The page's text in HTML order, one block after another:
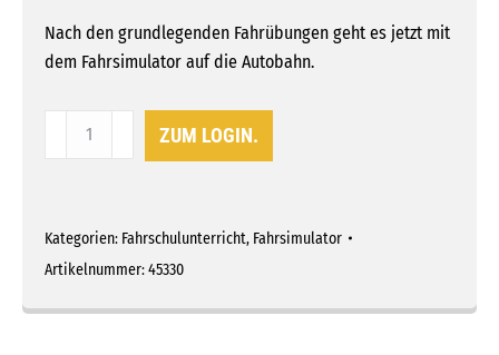
Nach den grundlegenden Fahrübungen geht es jetzt mit
dem Fahrsimulator auf die Autobahn.
"Autobahn"
Menge
ZUM LOGIN.
Kategorien: Fahrschulunterricht, Fahrsimulator
Artikelnummer:45330